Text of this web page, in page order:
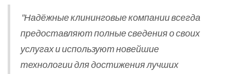
"Надёжные клининговые компании всегда
предоставляют полные сведения о своих
услугах и используют новейшие
технологии для достижения лучших